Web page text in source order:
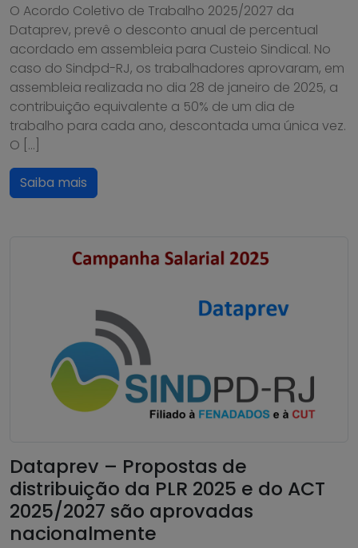
O Acordo Coletivo de Trabalho 2025/2027 da
Dataprev, prevê o desconto anual de percentual
acordado em assembleia para Custeio Sindical. No
caso do Sindpd-RJ, os trabalhadores aprovaram, em
assembleia realizada no dia 28 de janeiro de 2025, a
contribuição equivalente a 50% de um dia de
trabalho para cada ano, descontada uma única vez.
O […]
Saiba mais
Dataprev – Propostas de
distribuição da PLR 2025 e do ACT
2025/2027 são aprovadas
nacionalmente